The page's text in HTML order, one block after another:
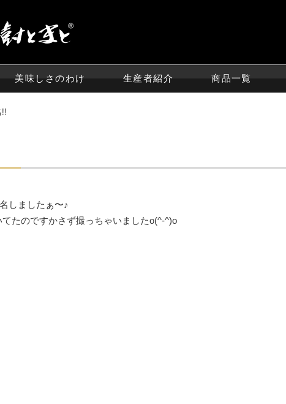
美味しさのわけ 生産者紹介 商品一覧
!!
しましたぁ〜♪
たのですかさず撮っちゃいましたo(^-^)o